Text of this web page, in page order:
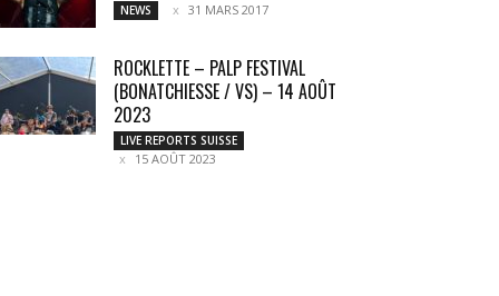
NEWS 31 MARS 2017
ROCKLETTE – PALP FESTIVAL
(BONATCHIESSE / VS) – 14 AOÛT
2023
LIVE REPORTS SUISSE
15 AOÛT 2023